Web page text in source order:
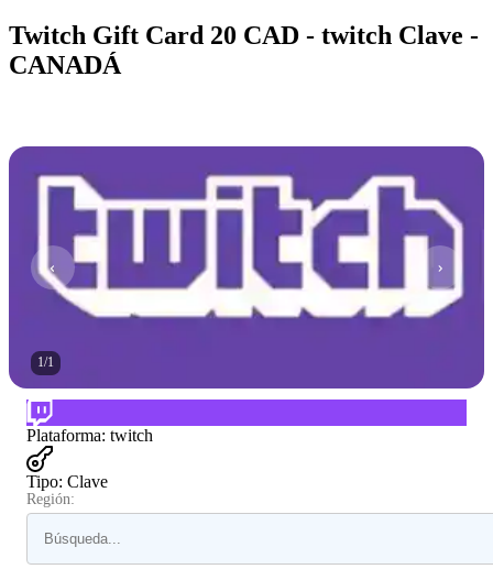
Twitch Gift Card 20 CAD - twitch Clave -
CANADÁ
1/1
Plataforma: twitch
Tipo: Clave
Región: